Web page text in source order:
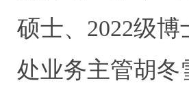
硕士、2022级
处业务主管胡冬